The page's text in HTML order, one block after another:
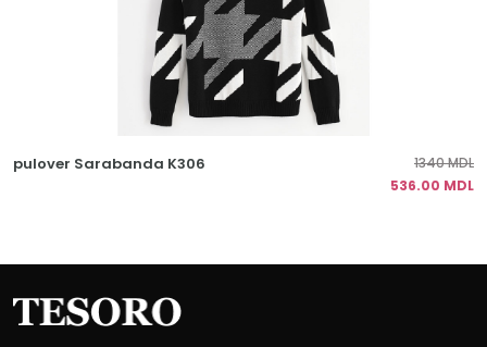
pulover Sarabanda K306
1340 MDL
536.00 MDL